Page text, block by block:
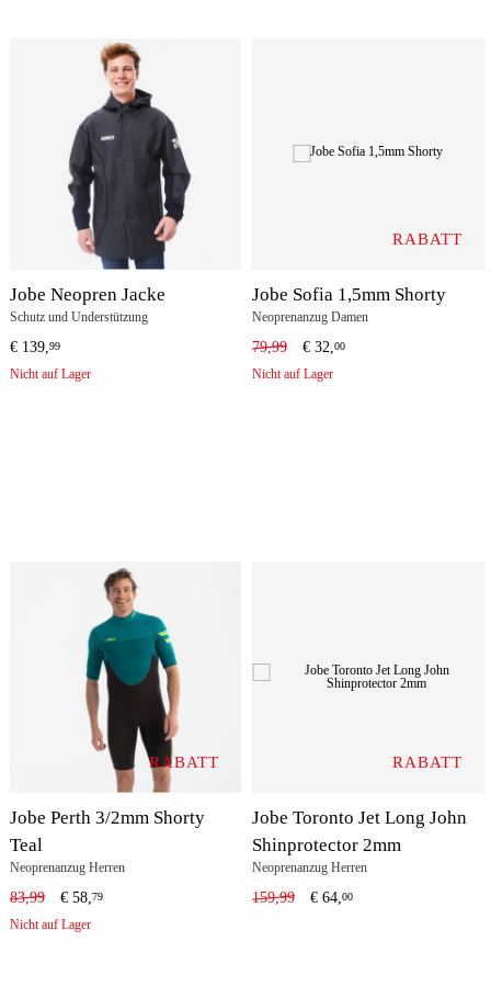
Jobe Neopren Jacke
Schutz und Understützung
€ 139, 99
Nicht auf Lager
RABATT
Jobe Sofia 1,5mm Shorty
Neoprenanzug Damen
79,99 € 32,00
Nicht auf Lager
RABATT
Jobe Perth 3/2mm Shorty
Teal
Neoprenanzug Herren
83,99 € 58, 79
Nicht auf Lager
RABATT
Jobe Toronto Jet Long John
Shinprotector 2mm
Neoprenanzug Herren
159,99 € 64,00